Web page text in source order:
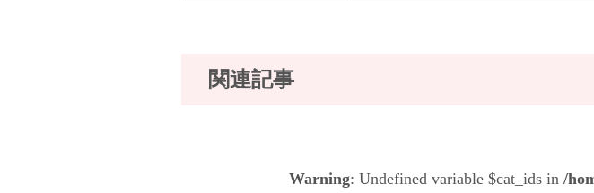
関連記事
Warning: Undefined variable $cat_ids in /